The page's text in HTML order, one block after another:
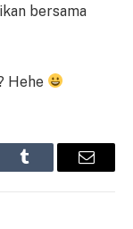
bersama
Hehe
Tumblr Email